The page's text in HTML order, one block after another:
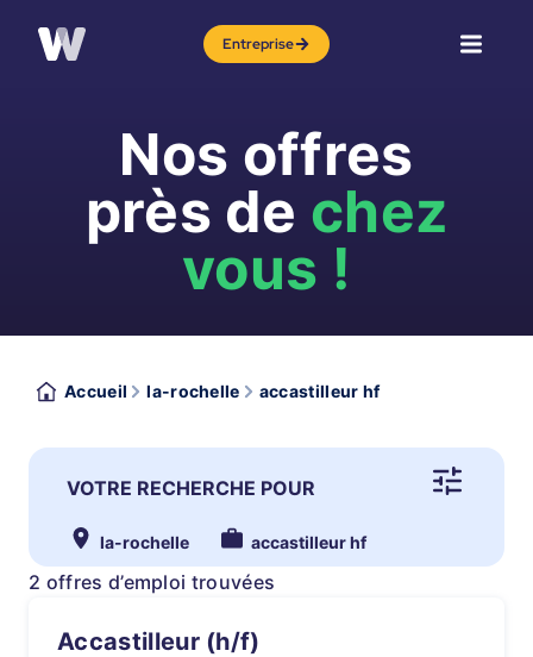
Entreprise
Nos offres
près de chez
vous !
Accueil la-rochelle accastilleur hf
VOTRE RECHERCHE POUR
la-rochelle accastilleur hf
2 offres d’emploi trouvées
Accastilleur (h/f)